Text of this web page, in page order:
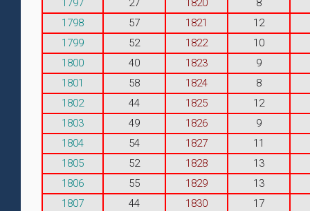
1797
27 1820
8
1798
57 1821
12
1799
52 1822
10
1800
40 1823
9
1801
58 1824
8
1802
44 1825
12
1803
49 1826
9
1804
54 1827
11
1805
52 1828
13
1806
55 1829
13
1807
44 1830
17